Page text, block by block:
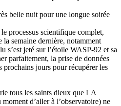
belle nuit pour une longue soirée
processus scientifique complet,
la semaine dernière, notamment
s’est jeté sur l’étoile WASP-92 et sa
parfaitement, la prise de données
prochains jours pour récupérer les
tous les saints dieux que LA
d’aller à l’observatoire) ne